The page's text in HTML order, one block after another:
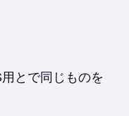
とで同じものを